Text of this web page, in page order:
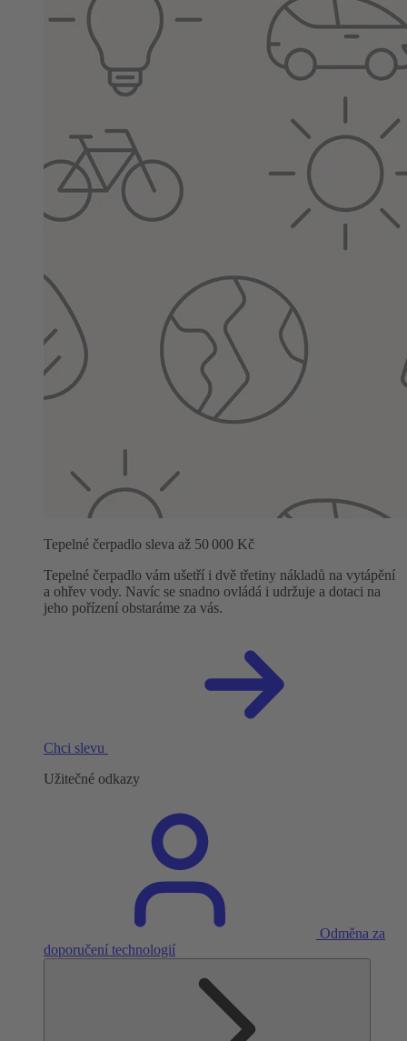
Tepelné čerpadlo sleva až 50 000 Kč
Tepelné čerpadlo vám ušetří i dvě třetiny nákladů na vytápění
a ohřev vody. Navíc se snadno ovládá i udržuje a dotaci na
jeho pořízení obstaráme za vás.
Chci slevu
Užitečné odkazy
Odměna za
doporučení technologií